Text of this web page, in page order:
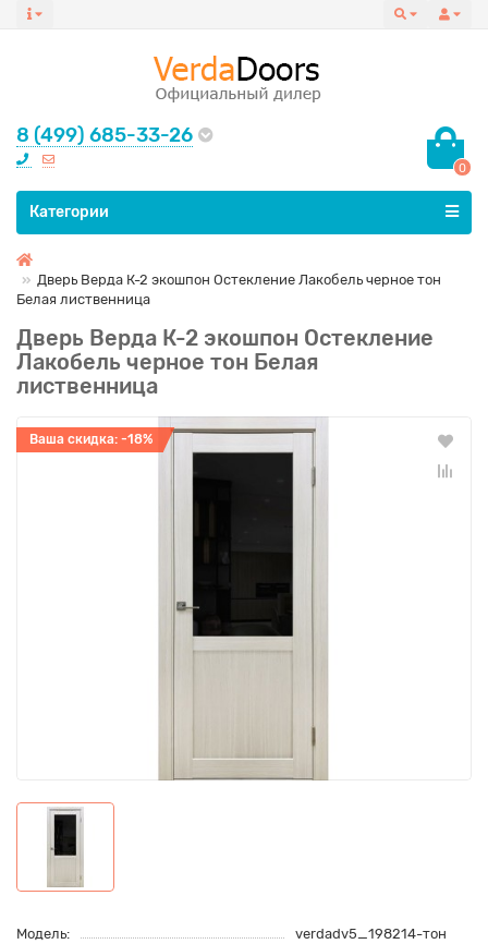
8 (499) 685-33-26
0
Все категории
Категории
Дверь Верда К-2 экошпон Остекление Лакобель черное тон
Белая лиственница
Дверь Верда К-2 экошпон Остекление
Лакобель черное тон Белая
лиственница
Ваша скидка: -18%
Модель:
verdadv5_198214-тон